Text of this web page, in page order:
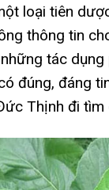
loại tiên
thông tin
tác dụng
đúng, đáng
Thịnh đi tìm